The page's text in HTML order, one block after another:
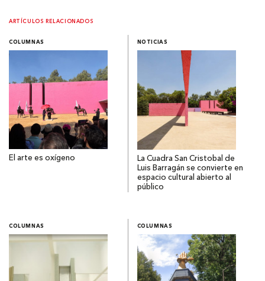
ARTÍCULOS RELACIONADOS
COLUMNAS
El arte es oxígeno
NOTICIAS
La Cuadra San Cristobal de
Luis Barragán se convierte en
espacio cultural abierto al
público
COLUMNAS COLUMNAS